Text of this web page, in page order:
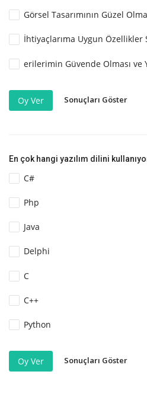
Görsel Tasarımının Güzel
İhtiyaçlarıma Uygun Özellikler
erilerimin Güvende Olması ve
Oy Ver Sonuçları Göster
En çok hangi yazılım dilini
C#
Php
Java
Delphi
C
C++
Python
Oy Ver Sonuçları Göster